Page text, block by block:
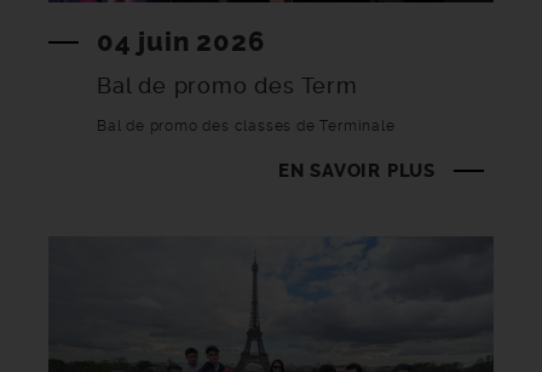
04 juin 2026
Bal de promo des Term
Bal de promo des classes de Terminale
EN SAVOIR PLUS